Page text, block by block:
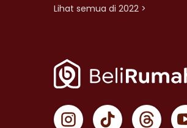
Lihat semua di 2022 >